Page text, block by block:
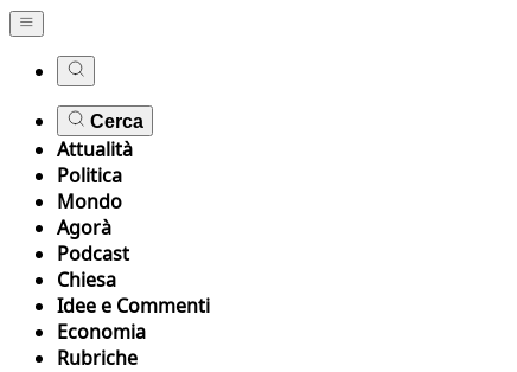
Cerca
Attualità
Politica
Mondo
Agorà
Podcast
Chiesa
Idee e Commenti
Economia
Rubriche